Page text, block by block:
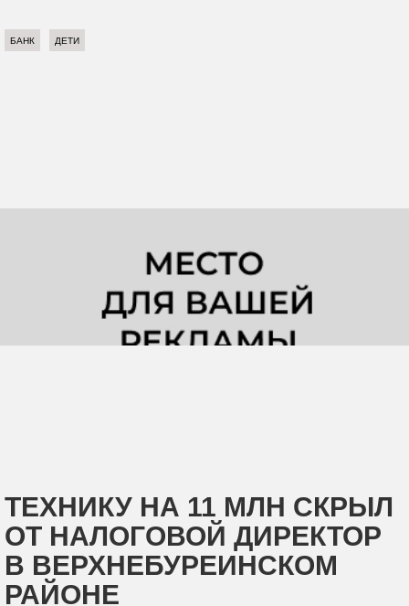
БАНК ДЕТИ
ТЕХНИКУ НА 11 МЛН СКРЫЛ
ОТ НАЛОГОВОЙ ДИРЕКТОР
В ВЕРХНЕБУРЕИНСКОМ
РАЙОНЕ